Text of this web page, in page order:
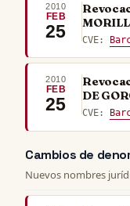
2010
FEB
25 CVE:
2010
FEB
25
DE
CVE:
Cambios de
Nuevos nombres